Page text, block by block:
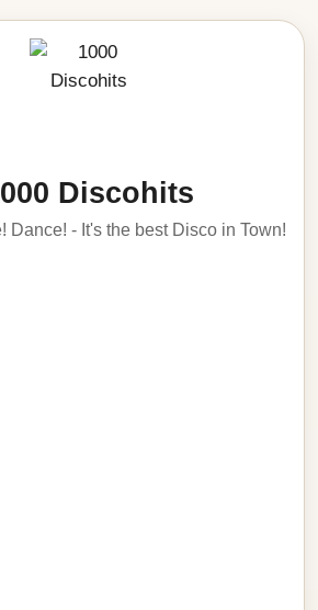
Discohits
Dance! - It's the best Disco in Town!